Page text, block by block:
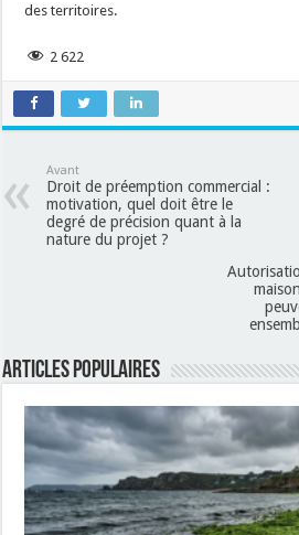
des territoires.
2 622
Avant
Droit de préemption commercial :
motivation, quel doit être le
degré de précision quant à la
nature du projet ?
Articles populaires